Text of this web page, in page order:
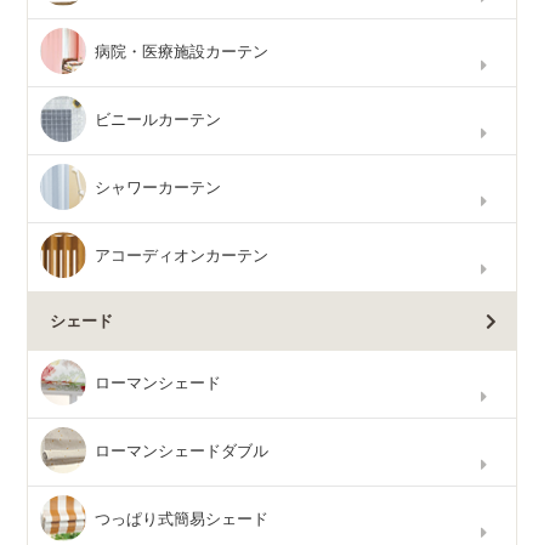
病院・医療施設カーテン
ビニールカーテン
シャワーカーテン
アコーディオンカーテン
シェード
ローマンシェード
ローマンシェードダブル
つっぱり式簡易シェード